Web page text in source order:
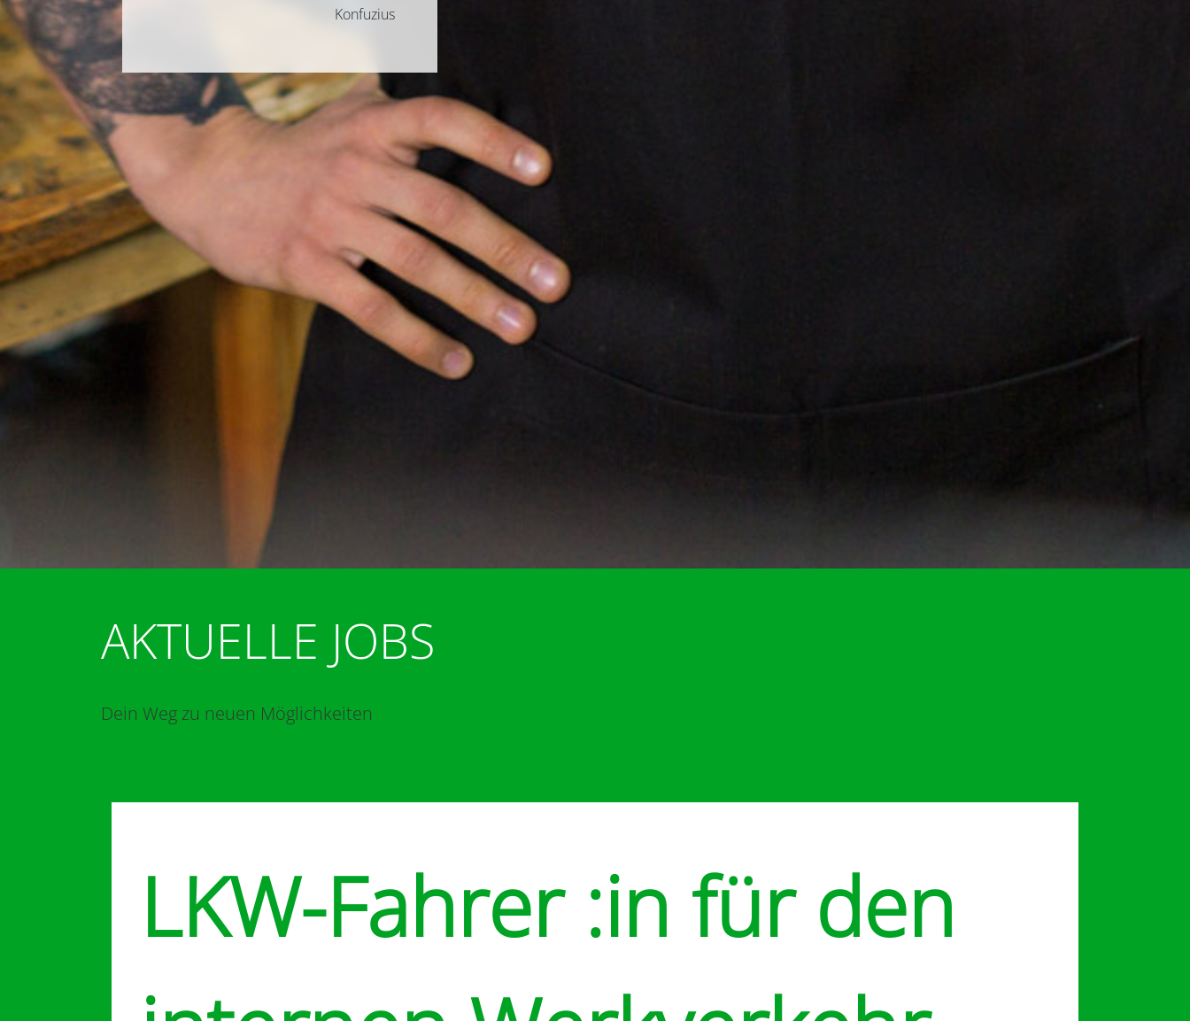
Konfuzius
AKTUELLE JOBS
Dein Weg zu neuen Möglichkeiten
LKW-Fahrer :in für den